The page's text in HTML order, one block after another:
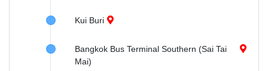
Kui Buri
Bangkok Bus Terminal Southern (Sai Tai
Mai)